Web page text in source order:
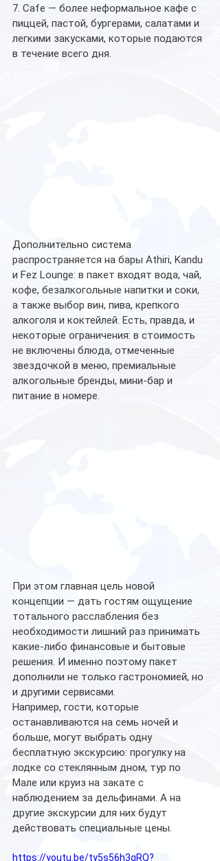
7. Cafe — более неформальное кафе с
пиццей, пастой, бургерами, салатами и
легкими закусками, которые подаются
в течение всего дня.
Дополнительно система
распространяется на бары Athiri, Kandu
и Fez Lounge: в пакет входят вода, чай,
кофе, безалкогольные напитки и соки,
а также выбор вин, пива, крепкого
алкоголя и коктейлей. Есть, правда, и
некоторые ограничения: в стоимость
не включены блюда, отмеченные
звездочкой в меню, премиальные
алкогольные бренды, мини-бар и
питание в номере.
При этом главная цель новой
концепции — дать гостям ощущение
тотального расслабления без
необходимости лишний раз принимать
какие-либо финансовые и бытовые
решения. И именно поэтому пакет
дополнили не только гастрономией, но
и другими сервисами.
Например, гости, которые
останавливаются на семь ночей и
больше, могут выбрать одну
бесплатную экскурсию: прогулку на
лодке со стеклянным дном, тур по
Мале или круиз на закате с
наблюдением за дельфинами. А на
другие экскурсии для них будут
действовать специальные цены.
https://youtu.be/ty5s56h3qRQ?